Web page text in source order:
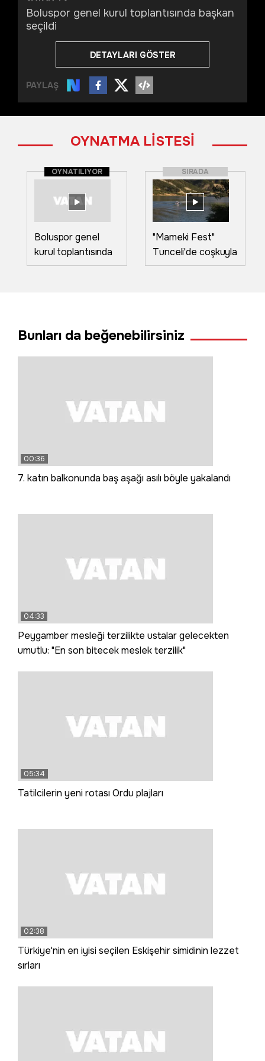
Boluspor genel kurul toplantısında başkan
seçildi
DETAYLARI GÖSTER
PAYLAŞ
OYNATMA LİSTESİ
OYNATILIYOR
Boluspor genel
kurul toplantısında
başkan seçildi
SIRADA
"Mameki Fest"
Tunceli'de coşkuyla
başladı
Bunları da beğenebilirsiniz
00:36
7. katın balkonunda baş aşağı asılı böyle yakalandı
04:33
Peygamber mesleği terzilikte ustalar gelecekten
umutlu: "En son bitecek meslek terzilik"
05:34
Tatilcilerin yeni rotası Ordu plajları
02:38
Türkiye'nin en iyisi seçilen Eskişehir simidinin lezzet
sırları